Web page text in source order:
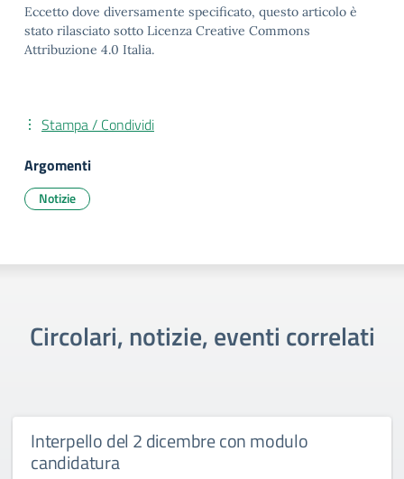
Eccetto dove diversamente specificato, questo articolo è
stato rilasciato sotto Licenza Creative Commons
Attribuzione 4.0 Italia.
Stampa / Condividi
Argomenti
Notizie
Circolari, notizie, eventi correlati
Interpello del 2 dicembre con modulo
candidatura